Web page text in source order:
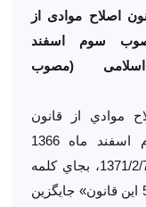
اصلاح موادی از
سوم اسفند
اسلامی (مصوب
اصلاح موادي از قانون
مالياتهاي مستقيم مصوب سوم اسفند ماه 1366
مجلس شوراي اسلامي مصوب 1371/2/7، بجاي كلمه
«مقطوع» عبارت «بشرح ماده 59 اين قانون» جايگزين